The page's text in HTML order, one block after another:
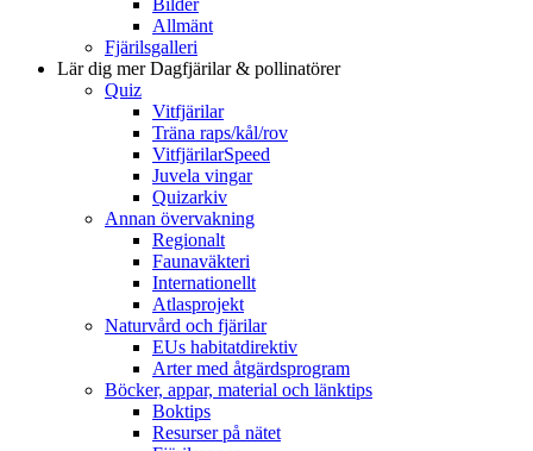
Allmänt
Fjärilsgalleri
Lär dig merDagfjärilar & pollinatörer
Quiz
Vitfjärilar
Träna raps/kål/rov
VitfjärilarSpeed
Juvela vingar
Quizarkiv
Annan övervakning
Regionalt
Faunaväkteri
Internationellt
Atlasprojekt
Naturvård och fjärilar
EUs habitatdirektiv
Arter med åtgärdsprogram
Böcker, appar, material och länktips
Boktips
Resurser på nätet